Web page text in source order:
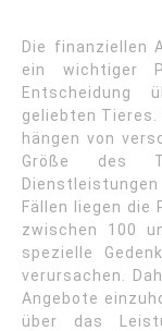
Die finanziellen
ein wichtiger
Entscheidung
geliebten Tieres.
hängen von
Größe des
Fällen liegen die
zwischen 100
spezielle
verursachen.
Angebote
über das